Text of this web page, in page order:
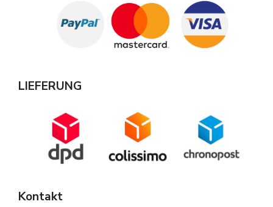
LIEFERUNG
Kontakt